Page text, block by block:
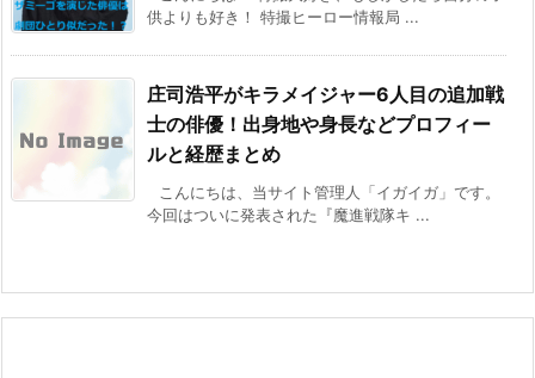
供よりも好き！ 特撮ヒーロー情報局 ...
庄司浩平がキラメイジャー6人目の追加戦
士の俳優！出身地や身長などプロフィー
ルと経歴まとめ
こんにちは、当サイト管理人「イガイガ」です。
今回はついに発表された『魔進戦隊キ ...